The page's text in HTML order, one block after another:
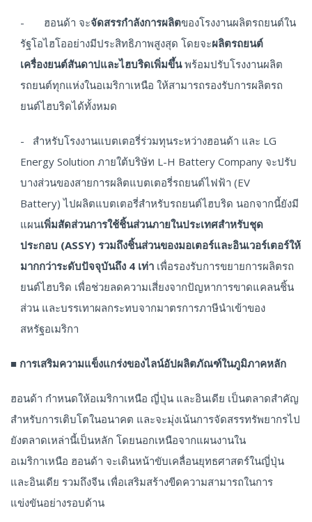
- ฮอนด้า จะจัดสรรกำลังการผลิตของโรงงานผลิตรถยนต์ใน
รัฐโอไฮโออย่างมีประสิทธิภาพสูงสุด โดยจะผลิตรถยนต์
เครื่องยนต์สันดาปและไฮบริดเพิ่มขึ้นพร้อมปรับโรงงานผลิต
รถยนต์ทุกแห่งในอเมริกาเหนือ ให้สามารถรองรับการผลิตรถ
ยนต์ไฮบริดได้ทั้งหมด
- สำหรับโรงงานแบตเตอรี่ร่วมทุนระหว่างฮอนด้า และ LG
Energy Solution ภายใต้บริษัท L-H Battery Company จะปรับ
บางส่วนของสายการผลิตแบตเตอรี่รถยนต์ไฟฟ้า (EV
Battery) ไปผลิตแบตเตอรี่สำหรับรถยนต์ไฮบริด นอกจากนี้ยังมี
แผนเพิ่มสัดส่วนการใช้ชิ้นส่วนภายในประเทศสำหรับชุด
ประกอบ (ASSY) รวมถึงชิ้นส่วนของมอเตอร์และอินเวอร์เตอร์ให้
มากกว่าระดับปัจจุบันถึง 4 เท่า เพื่อรองรับการขยายการผลิตรถ
ยนต์ไฮบริด เพื่อช่วยลดความเสี่ยงจากปัญหาการขาดแคลนชิ้น
ส่วน และบรรเทาผลกระทบจากมาตรการภาษีนำเข้าของ
สหรัฐอเมริกา
■ การเสริมความแข็งแกร่งของไลน์อัปผลิตภัณฑ์ในภูมิภาคหลัก
ฮอนด้า กำหนดให้อเมริกาเหนือ ญี่ปุ่น และอินเดีย เป็นตลาดสำคัญ
สำหรับการเติบโตในอนาคต และจะมุ่งเน้นการจัดสรรทรัพยากรไป
ยังตลาดเหล่านี้เป็นหลัก โดยนอกเหนือจากแผนงานใน
อเมริกาเหนือ ฮอนด้า จะเดินหน้าขับเคลื่อนยุทธศาสตร์ในญี่ปุ่น
และอินเดีย รวมถึงจีน เพื่อเสริมสร้างขีดความสามารถในการ
แข่งขันอย่างรอบด้าน